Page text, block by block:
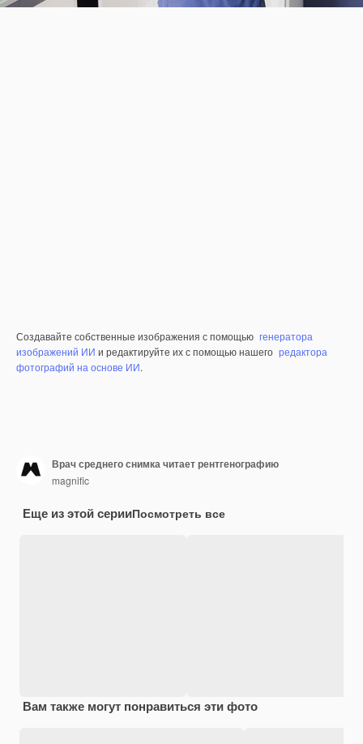
Создавайте собственные изображения с помощью генератора
изображений ИИ и редактируйте их с помощью нашего редактора
фотографий на основе ИИ.
Врач среднего снимка читает рентгенографию
magnific
Еще из этой серииПосмотреть все
Вам также могут понравиться эти фото